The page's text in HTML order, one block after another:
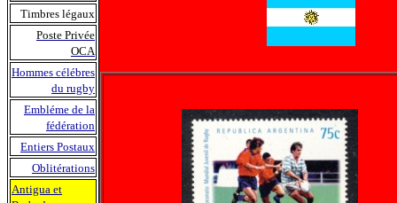
Timbres légaux
Poste Privée
OCA
Hommes célébres
du rugby
Embléme de la
fédération
Entiers Postaux
Oblitérations
Antigua et